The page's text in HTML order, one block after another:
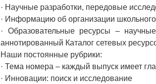
· Научные разработки, передовые
· Информацию об организации
· Образовательные ресурсы –
аннотированный Каталог сетевых
Наши постоянные рубрики:
· Тема номера – каждый выпуск имеет
· Инновации: поиск и исследование